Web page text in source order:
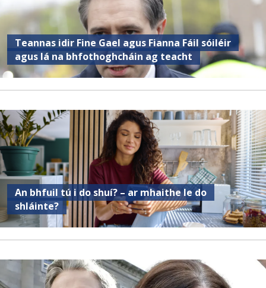
Teannas idir Fine Gael agus Fianna Fáil sóiléir
agus lá na bhfothoghcháin ag teacht
An bhfuil tú i do shuí? – ar mhaithe le do
shláinte?